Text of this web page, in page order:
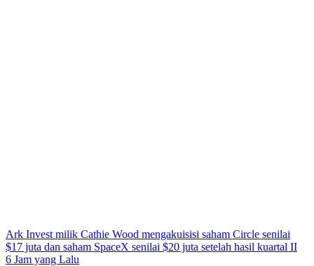
Ark Invest milik Cathie Wood mengakuisisi saham Circle senilai
$17 juta dan saham SpaceX senilai $20 juta setelah hasil kuartal II
6 Jam yang Lalu